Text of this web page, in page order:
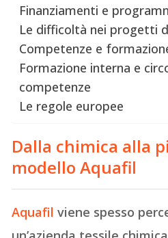
Finanziamenti e
Le difficoltà nei progetti
Competenze e
Formazione interna e
competenze
Le regole europee
Dalla chimica alla
modello Aquafil
Aquafil viene spesso